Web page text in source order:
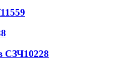
11559
СЗЧ10228